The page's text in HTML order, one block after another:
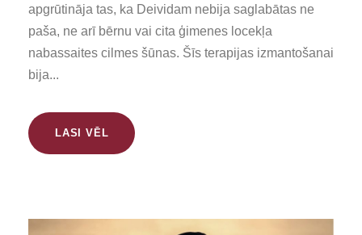
apgrūtināja tas, ka Deividam nebija saglabātas ne
paša, ne arī bērnu vai cita ģimenes locekļa
nabassaites cilmes šūnas. Šīs terapijas izmantošanai
bija...
LASI VĒL